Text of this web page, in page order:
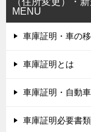
MENU
車庫証明・車の
車庫証明とは
車庫証明・自動
車庫証明必要書類